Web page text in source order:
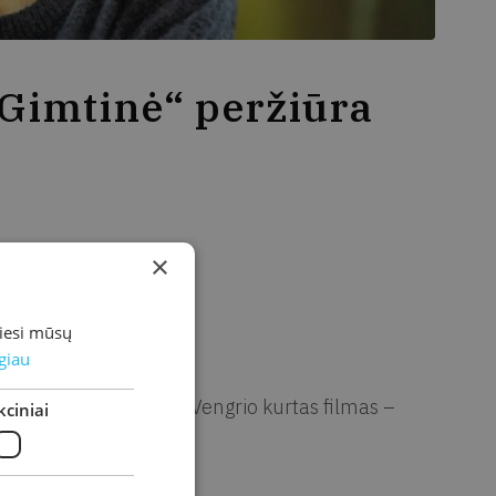
peržiūra
režisieriaus Tomo Vengrio kurtas filmas –
×
mūsų